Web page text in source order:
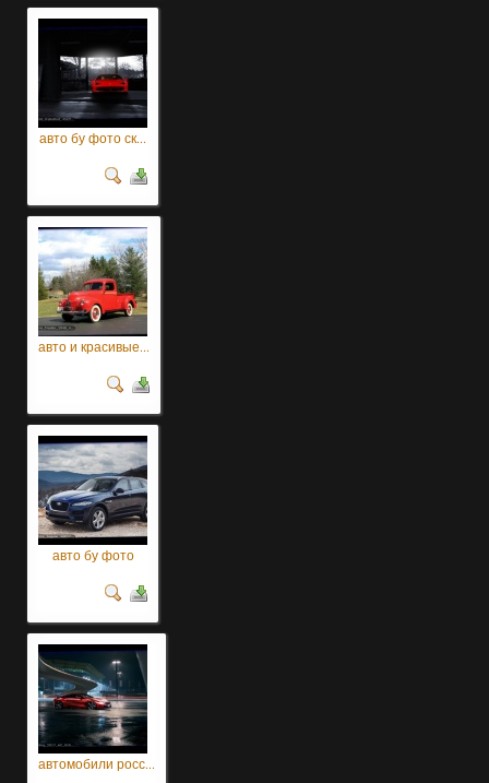
авто бу фото ск...
авто и красивые...
авто бу фото
автомобили росс...